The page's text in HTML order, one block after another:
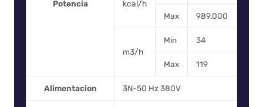
Potencia kcal/h
Max 989.000
m3/h
Min 34
Max 119
Alimentacion 3N-50 Hz 380V